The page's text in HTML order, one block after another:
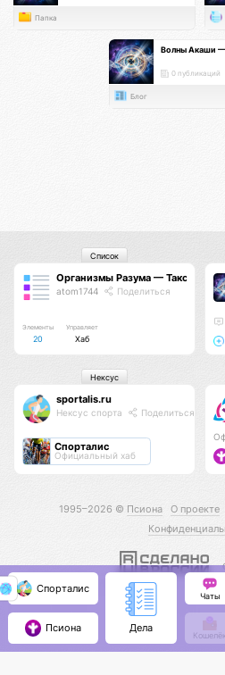
Папка
Волны Акаши —
0 публикаций
Блог
Организмы Разума —
atom1744 Поделиться
Элементы
20
Управляет
Хаб
Список
sportalis.ru
Нексус спорта Поделиться
Спорталис
Официальный хаб
Нексус
1995–2026 © Псиона О проекте
Спорталис
Псиона Дела
Чаты
Кошелёк